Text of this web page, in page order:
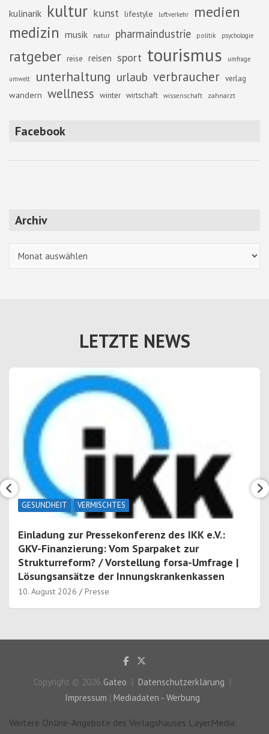
kulinarik kultur kunst lifestyle luftverkehr medien
medizin musik natur pharmaindustrie politik psychologie
ratgeber reise reisen sport tourismus umfrage
umwelt unterhaltung urlaub verbraucher verlag
wandern wellness winter wirtschaft wissenschaft zahnarzt
Facebook
Archiv
LETZTE NEWS
GESUNDHEIT VERMISCHTES
Einladung zur Pressekonferenz des IKK e.V.:
GKV-Finanzierung: Vom Sparpaket zur
Strukturreform? / Vorstellung forsa-Umfrage |
Lösungsansätze der Innungskrankenkassen
10. August 2026 Presse
Copyright © 2026 Gateo
Datenschutzerklärung
Impressum | Mediadaten - Werbung
Weitere Online-Angebote des Verlagshauses LayerMedia: